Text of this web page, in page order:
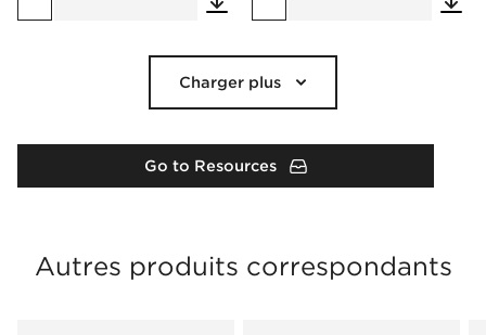
Charger plus
Go to Resources
Autres produits correspondants